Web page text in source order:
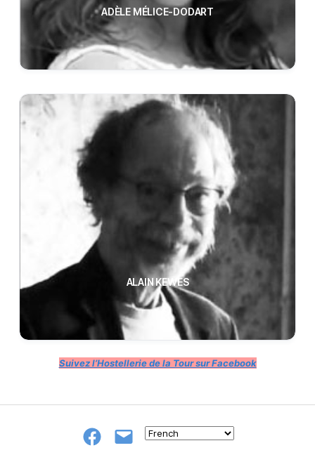
ADÈLE MÉLICE-DODART
ALAIN KEWES
Suivez l’Hostellerie de la Tour sur Facebook
GroupeE-